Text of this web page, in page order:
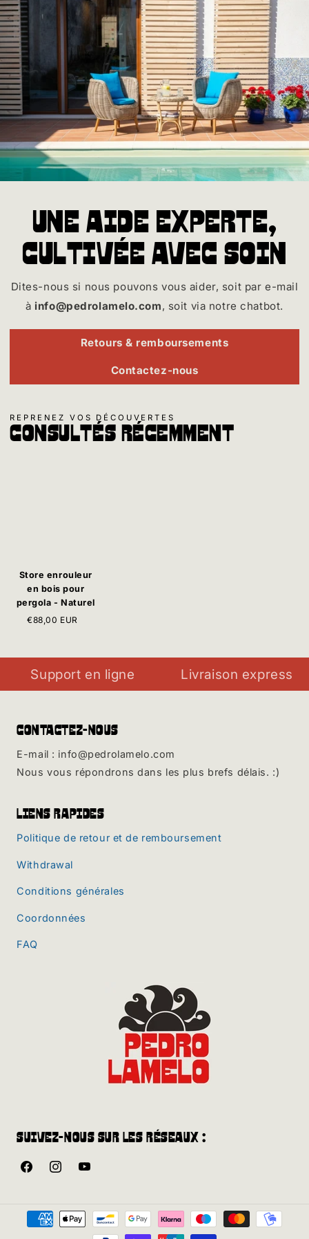
Une aide experte,
cultivée avec soin
Dites-nous si nous pouvons vous aider, soit par e-mail
à info@pedrolamelo.com, soit via notre chatbot.
Retours & remboursements
Contactez-nous
REPRENEZ VOS DÉCOUVERTES
Consultés récemment
Store enrouleur
en bois pour
pergola - Naturel
€88,00 EUR
en ligne Livraison express
Contactez-nous
E-mail : info@pedrolamelo.com
Nous vous répondrons dans les plus brefs délais. :)
Liens rapides
Politique de retour et de remboursement
Withdrawal
Conditions générales
Coordonnées
FAQ
Suivez-nous sur les réseaux :
FacebookInstagramYouTube
Méthodes